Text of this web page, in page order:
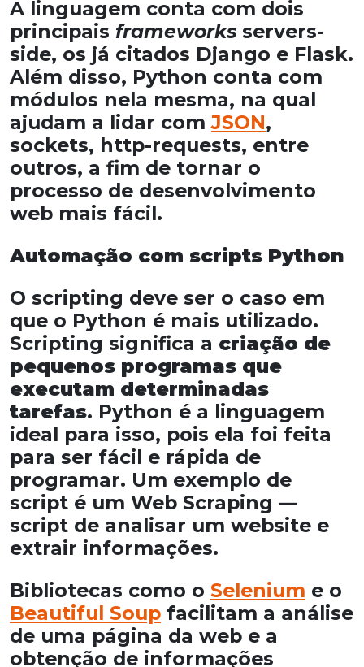
A linguagem conta com dois
principais frameworks servers-
side, os já citados Django e Flask.
Além disso, Python conta com
módulos nela mesma, na qual
ajudam a lidar comJSON,
sockets, http-requests, entre
outros, a fim de tornar o
processo de desenvolvimento
web mais fácil.
Automação com scripts Python
O scripting deve ser o caso em
que o Python é mais utilizado.
Scripting significa a criação de
pequenos programas que
executam determinadas
tarefas. Python é a linguagem
ideal para isso, pois ela foi feita
para ser fácil e rápida de
programar. Um exemplo de
script é um Web Scraping —
script de analisar um website e
extrair informações.
Bibliotecas como o Selenium e o
Beautiful Soup facilitam a análise
de uma página da web e a
obtenção de informações